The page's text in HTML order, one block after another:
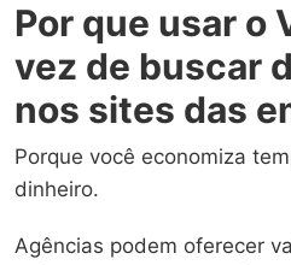
Por que usar o
vez de buscar
nos sites das
Porque você economiza
dinheiro.
Agências podem oferecer